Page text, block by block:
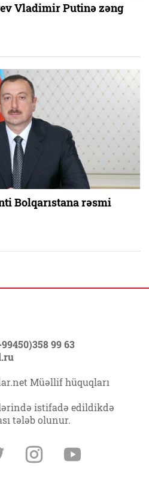
Vladimir Putinə zəng
Bolqarıstana rəsmi
99 63
Müəllif hüquqları
istifadə edildikdə
tələb olunur.